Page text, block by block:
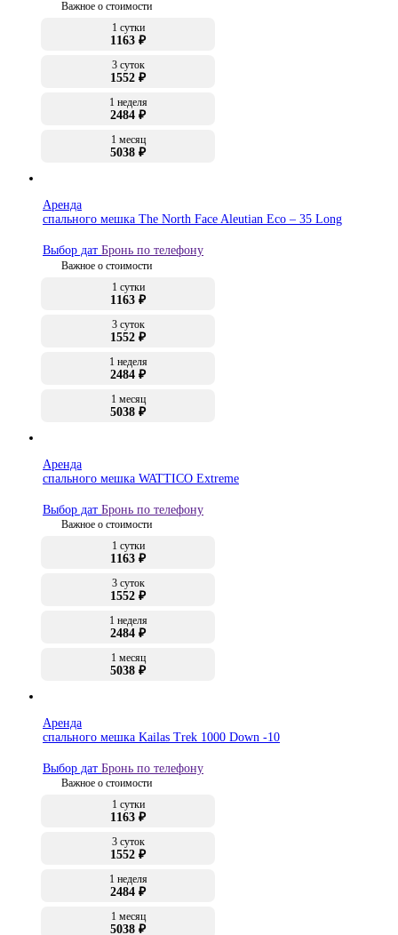
Важное о стоимости
1 сутки
1163 ₽
3 суток
1552 ₽
1 неделя
2484 ₽
1 месяц
5038 ₽
Аренда
спального мешка The North Face Aleutian Eco – 35 Long
Выбор дат Бронь по телефону
Важное о стоимости
1 сутки
1163 ₽
3 суток
1552 ₽
1 неделя
2484 ₽
1 месяц
5038 ₽
Аренда
спального мешка WATTICO Extreme
Выбор дат Бронь по телефону
Важное о стоимости
1 сутки
1163 ₽
3 суток
1552 ₽
1 неделя
2484 ₽
1 месяц
5038 ₽
Аренда
спального мешка Kailas Trek 1000 Down -10
Выбор дат Бронь по телефону
Важное о стоимости
1 сутки
1163 ₽
3 суток
1552 ₽
1 неделя
2484 ₽
1 месяц
5038 ₽